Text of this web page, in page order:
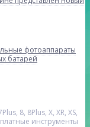
фотоаппараты
батарей
8, 8Plus, X, XR, XS,
инструменты